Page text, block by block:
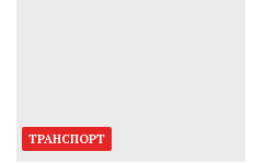
ТРАНСПОРТ